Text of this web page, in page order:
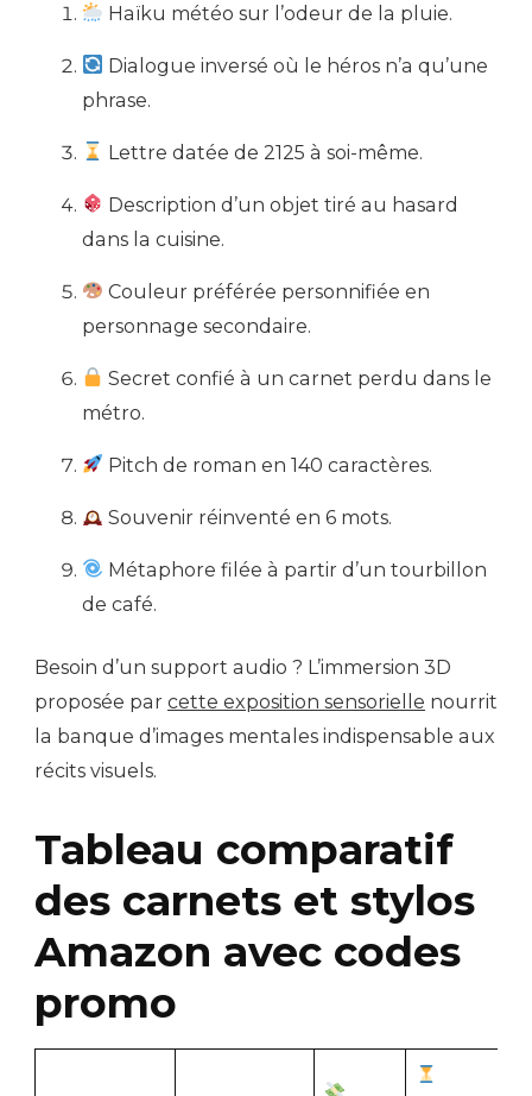
Haïku météo sur l’odeur de la pluie.
Dialogue inversé où le héros n’a qu’une
phrase.
Lettre datée de 2125 à soi-même.
Description d’un objet tiré au hasard
dans la cuisine.
Couleur préférée personnifiée en
personnage secondaire.
Secret confié à un carnet perdu dans le
métro.
Pitch de roman en 140 caractères.
Souvenir réinventé en 6 mots.
Métaphore filée à partir d’un tourbillon
de café.
Besoin d’un support audio ? L’immersion 3D
proposée par cette exposition sensorielle nourrit
la banque d’images mentales indispensable aux
récits visuels.
Tableau comparatif
des carnets et stylos
Amazon avec codes
promo